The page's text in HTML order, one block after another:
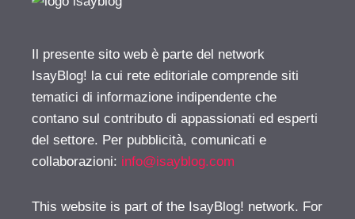
Il presente sito web è parte del network
IsayBlog! la cui rete editoriale comprende siti
tematici di informazione indipendente che
contano sul contributo di appassionati ed esperti
del settore. Per pubblicità, comunicati e
collaborazioni: info@isayblog.com
This website is part of the IsayBlog! network. For